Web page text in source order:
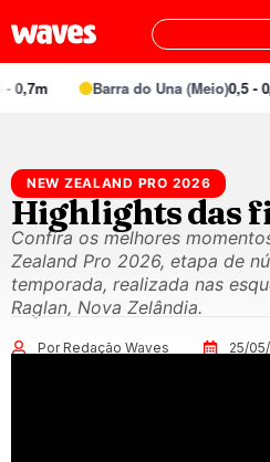
0,7m Barra do Una (Meio)0,5 -
NEW ZEALAND PRO 2026
Highlights das
Confira os melhores
Zealand Pro 2026, etapa de
temporada, realizada nas
Raglan, Nova Zelândia.
Por Redação Waves 25/